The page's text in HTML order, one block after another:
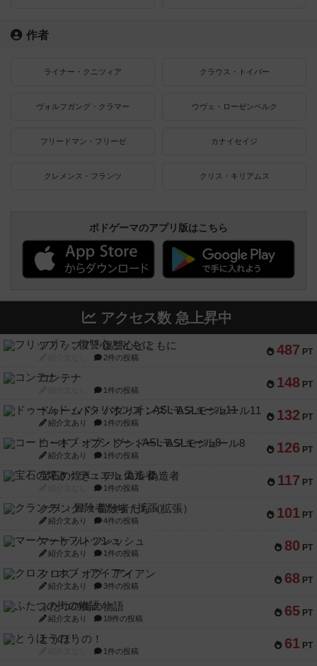
作者
ライナー・クニツィア クラウス・トイバー
ヴォルフガング・クラマー ウヴェ・ローゼンベルク
フリードマン・フリーゼ カナイセイジ
クレメンス・フランツ クリス・キリアムス
ボドゲーマのアプリ版はこちら
アクセス数 急上昇中
487 PT
フリップ７：復讐心とともに
2件の投稿
148 PT
コンテナ
1件の投稿
132 PT
ドゥームド・バタリオンズ：ASLモジュール11
紹介文あり 1件の投稿
126 PT
コード・オブ・ブシドー：ASLモジュール8
紹介文あり 1件の投稿
117 PT
宝石の煌き：デュエル 偽造者
1件の投稿
101 PT
クランク! ：冒険者たち（拡張）
紹介文あり 4件の投稿
80 PT
マーケットフレッシュ
紹介文あり 1件の投稿
68 PT
クロス・オブ・アイアン
紹介文あり 3件の投稿
65 PT
ふたつの街の物語
紹介文あり 18件の投稿
61 PT
とうほうの！
1件の投稿